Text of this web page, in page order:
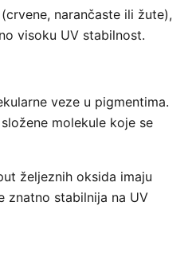
narančaste ili žute),
visoku UV stabilnost.
veze u pigmentima.
molekule koje se
željeznih oksida imaju
znatno stabilnija na UV